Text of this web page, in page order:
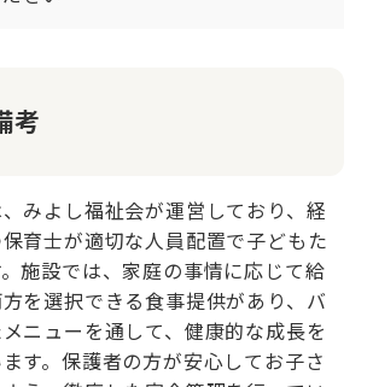
考
みよし福祉会が運営しており、経
育士が適切な人員配置で子どもた
施設では、家庭の事情に応じて給
を選択できる食事提供があり、バ
ニューを通して、健康的な成長を
す。保護者の方が安心してお子さ